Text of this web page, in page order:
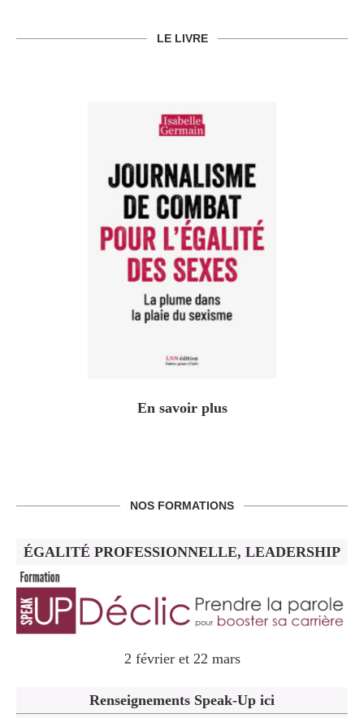
LE LIVRE
En savoir plus
NOS FORMATIONS
ÉGALITÉ PROFESSIONNELLE, LEADERSHIP
2 février et 22 mars
Renseignements Speak-Up ici